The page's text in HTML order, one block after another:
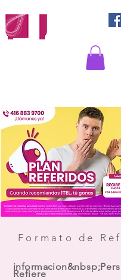
Formato de
informacion
Refiere